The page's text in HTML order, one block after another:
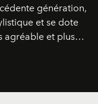
génération,
et se dote
agréable et plus
C5 Aircross a